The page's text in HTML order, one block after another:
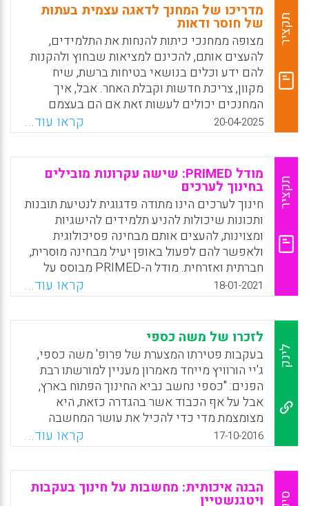
תקציר
מדריכו של המחנך לדאגה עצמית בעתות
של חוסר ודאות
מצופה ממחנכי כיתות להנחות את התלמידים,
להעצים אותם, להכינם למציאות שבחוץ ולהקנות
להם ידע וכלים בנושאי בטיחות ברשת, שיח
מקוון, צריכת חדשות וקבלת האחר. אבל, איך
המחנכים יכולים לעשות זאת אם הם בעצמם
מושפעים מהשיח החדשותי המטלטל והמכעיס?
האם בכוחם של מחנכים להעצים תלמידים, אם
הם בעצמם קורסים תחת המתח, הלחץ והחרדה?
וכיצד יכולים מורים לשמור על חוסנם המנטלי
ובריאותם הנפשית בעידן הנוכחי?
WhatsApp
Facebook
Email
X
20-04-2025 קראו עוד...
תקציר
מודל PRIMED: שישה עקרונות מובילים
בחינוך לערכים
חינוך לערכים הינו מתודה פדגוגית לנטיעת תובנות
ותכונות שיכולות להניע תלמידים להישגיות
ומצוינות, להעצים אותם מבחינה פסיכולוגית
ולאפשר להם לפעול באופן יעיל מבחינה מוסרית,
חברתית ואזרחית. מודל ה-PRIMED מבוסס על
שישה עקרונות וחותר לטפח את האקלים הבית
ספרי, לשפר את שיטות ההוראה ולהצמיח ילדים
על ערכי רעות ודמוקרטיה. מודל זה יכול לשמש
גם כעמוד תווך של תוכניות הכשרה להוראה
ולסייע בכתיבת תוכנית לימודים מקדמת
ומשמעותית עבור גננות, מורים, מנהלים ומפקחים.
WhatsApp
Facebook
Email
X
18-01-2021 קראו עוד...
לינק
לזכרו של משה כספי
בעקבות פטירתו המצערת של פרופ' משה כספי,
ג'יי הורוויץ מייחד מאמרון מעניין למורשתו רבת
הפנים: "כספי נחשב נביא החינוך הפתוח בארץ,
אבל על אף הכבוד אשר בהגדרה כזאת, היא
מצומצמת מדי כדי להכיל את עושר המחשבה
החינוכית שלו. יתכן שרעיונותיו החינוכיים היו
רבים ומגוונים מדי, שלא להגיד פורצי דרך
ומערערי מוסכמות, כדי שהם ייושמו במערכת
החינוך. משה ראה למרחקים, והצביע על הכיוונים
שבהם החינוך צריך לצעוד, ונדמה לי שהוא הבין
17-10-2016 קראו עוד...
הבנה איכותית: מחשבות על חינוך בעקבות
ויטגנשטיין